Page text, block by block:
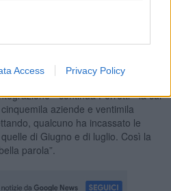
Access Privacy Policy
novità e identifichino il Durc come
essere sanata velocemente ma
che sono ancora in smart working è
- continua Ferretti - la cui
aziende e ventimila
qualcuno ha incassato le
di Giugno e di luglio. Così la
parola”.